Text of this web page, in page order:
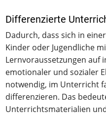
Differenzierte
Dadurch, dass sich in
Kinder oder Jugendliche
Lernvoraussetzungen auf
emotionaler und sozialer
notwendig, im Unterricht
differenzieren. Das
Unterrichtsmaterialien